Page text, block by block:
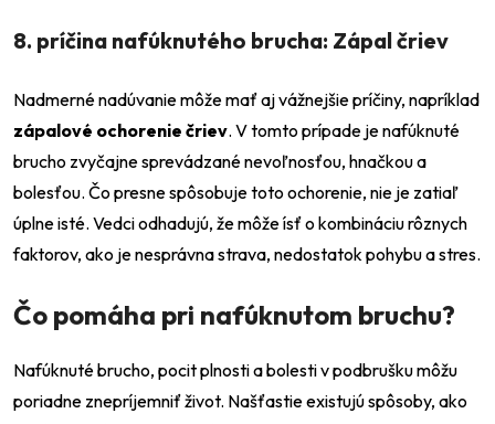
8. príčina nafúknutého brucha: Zápal čriev
Nadmerné nadúvanie môže mať aj vážnejšie príčiny, napríklad
zápalové ochorenie čriev. V tomto prípade je nafúknuté
brucho zvyčajne sprevádzané nevoľnosťou, hnačkou a
bolesťou. Čo presne spôsobuje toto ochorenie, nie je zatiaľ
úplne isté. Vedci odhadujú, že môže ísť o kombináciu rôznych
faktorov, ako je nesprávna strava, nedostatok pohybu a stres.
Čo pomáha pri nafúknutom bruchu?
Nafúknuté brucho, pocit plnosti a bolesti v podbrušku môžu
poriadne znepríjemniť život. Našťastie existujú spôsoby, ako